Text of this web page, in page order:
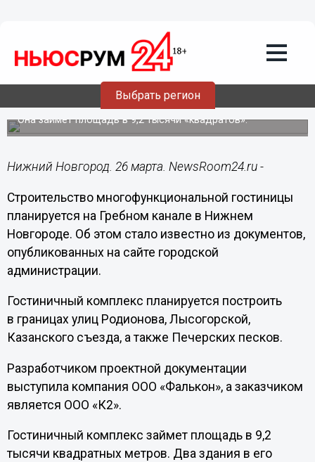
Выбрать регион
26.03.202410:54
Гостиница «Н2О» появится на Гребном
канале в Нижнем Новгороде
Она займет площадь в 9,2 тысячи «квадратов».
Нижний Новгород. 26 марта. NewsRoom24.ru -
Строительство многофункциональной гостиницы
планируется на Гребном канале в Нижнем
Новгороде. Об этом стало известно из документов,
опубликованных на сайте городской
администрации.
Гостиничный комплекс планируется построить
в границах улиц Родионова, Лысогорской,
Казанского съезда, а также Печерских песков.
Разработчиком проектной документации
выступила компания ООО «Фалькон», а заказчиком
является ООО «К2».
Гостиничный комплекс займет площадь в 9,2
тысячи квадратных метров. Два здания в его